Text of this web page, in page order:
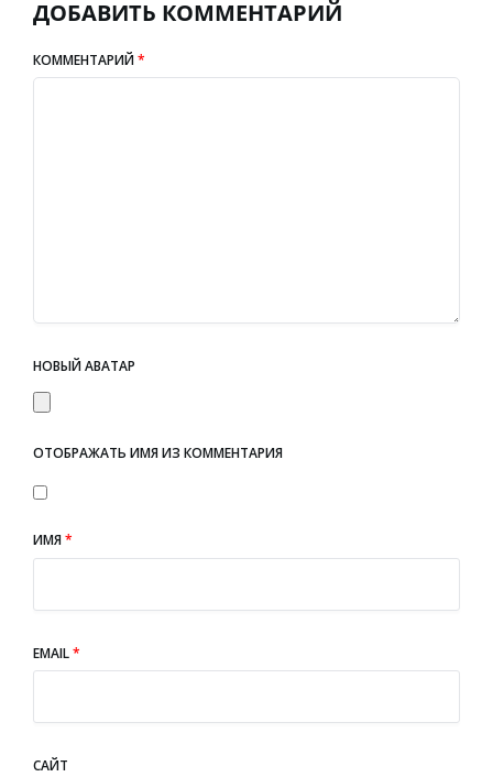
ДОБАВИТЬ КОММЕНТАРИЙ
КОММЕНТАРИЙ*
НОВЫЙ АВАТАР
ОТОБРАЖАТЬ ИМЯ ИЗ КОММЕНТАРИЯ
ИМЯ*
EMAIL*
САЙТ